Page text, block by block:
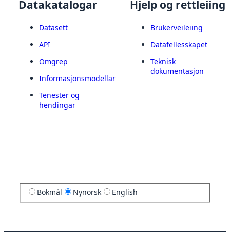
Datakatalogar
Datasett
API
Omgrep
Informasjonsmodellar
Tenester og
hendingar
Hjelp og rettleiing
Brukerveileiing
Datafellesskapet
Teknisk
dokumentasjon
Bokmål Nynorsk English